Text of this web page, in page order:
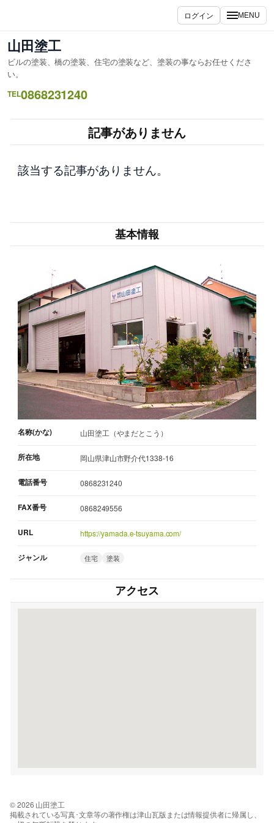
ス
キ
ッ
プ
ログイン MENU
山田塗工
ビルの塗装、橋の塗装、住宅の塗装など、塗装の事ならお任せくださ
い。
TEL0868231240
記事がありません
該当する記事がありません。
基本情報
名称(かな) 山田塗工（やまだとこう）
所在地 岡山県津山市野介代1338-16
電話番号 0868231240
FAX番号 0868249556
URL https://yamada.e-tsuyama.com/
ジャンル 住宅 塗装
アクセス
© 2026 山田塗工
掲載されている写真･文章等の著作権は津山瓦版または情報提供者に帰属し、